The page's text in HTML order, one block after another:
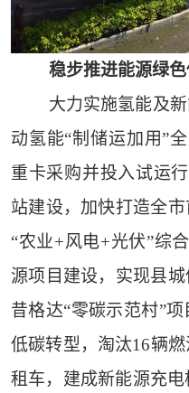
稳步推进能源绿
大力实施氢能及
动氢能“制储运加用”
重卡采购并投入试运
站建设，加快打造全
“农业+风电+光伏”综
源项目建设，实现县城
昔格达“零碳示范村”
低碳转型，淘汰16辆
租车，建成新能源充